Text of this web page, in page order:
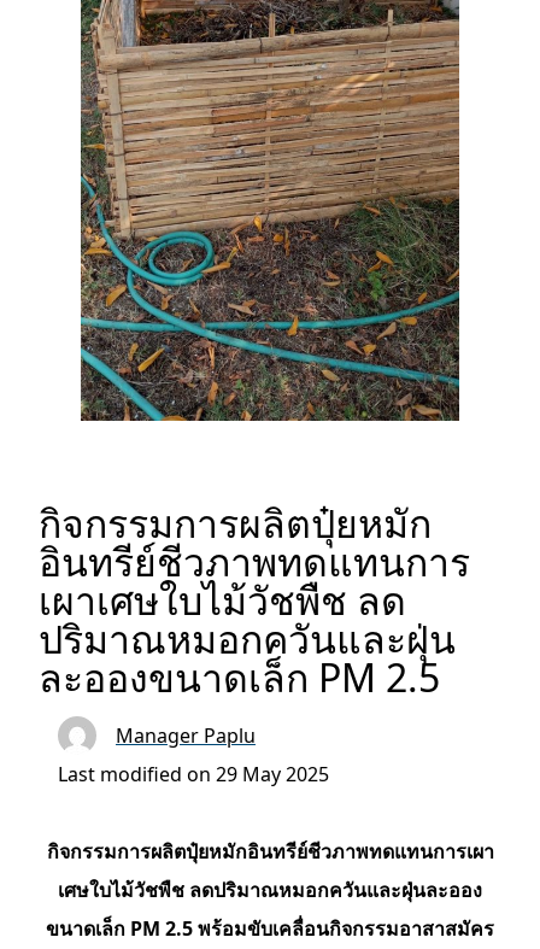
กิจกรรมการผลิตปุ๋ยหมัก
อินทรีย์ชีวภาพทดแทนการ
เผาเศษใบไม้วัชพืช ลด
ปริมาณหมอกควันและฝุ่น
ละอองขนาดเล็ก PM 2.5
Manager Paplu
Last modified on 29 May 2025
กิจกรรมการผลิตปุ๋ยหมักอินทรีย์ชีวภาพทดแทนการเผา
เศษใบไม้วัชพืช ลดปริมาณหมอกควันและฝุ่นละออง
ขนาดเล็ก PM 2.5 พร้อมขับเคลื่อนกิจกรรมอาสาสมัคร